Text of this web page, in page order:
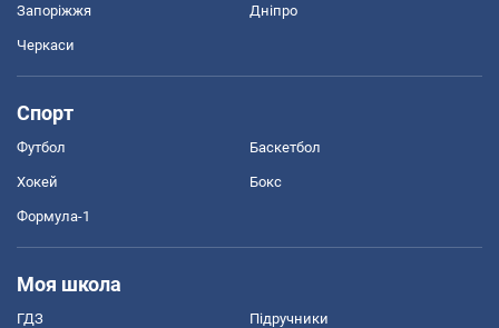
Запоріжжя Дніпро
Черкаси
Спорт
Футбол Баскетбол
Хокей Бокс
Формула-1
Моя школа
ГДЗ Підручники